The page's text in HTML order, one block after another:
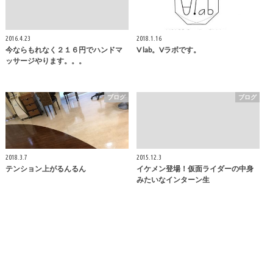
2016.4.23
今ならもれなく２１６円でハンドマ
ッサージやります。。。
2018.1.16
V lab。Vラボです。
ブログ
2018.3.7
テンション上がるんるん
ブログ
2015.12.3
イケメン登場！仮面ライダーの中身
みたいなインターン生